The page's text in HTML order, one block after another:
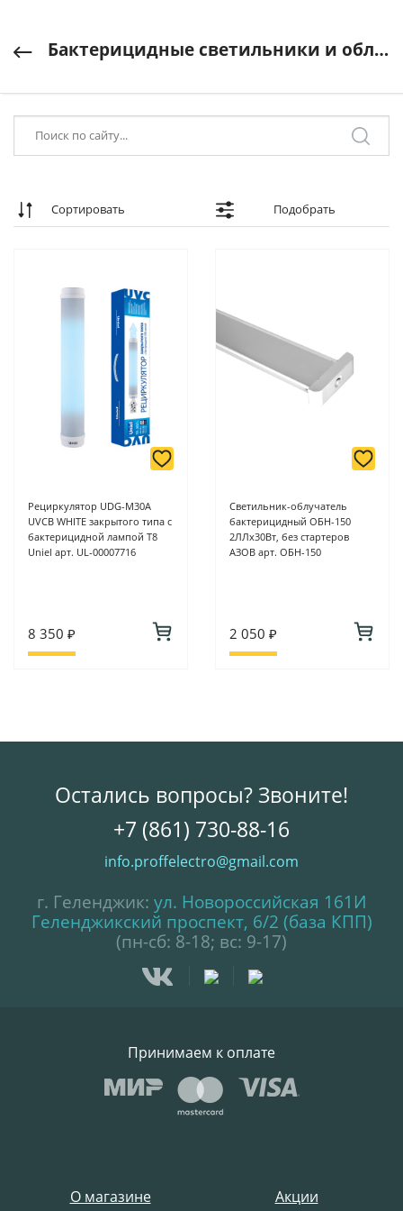
Бактерицидные светильники и облучатели
Сортировать Подобрать
Рециркулятор UDG-M30A
UVCB WHITE закрытого типа с
бактерицидной лампой Т8
Uniel арт. UL-00007716
8 350 ₽
Светильник-облучатель
бактерицидный ОБН-150
2ЛЛх30Вт, без стартеров
АЗОВ арт. ОБН-150
2 050 ₽
О магазине
Акции
Остались вопросы? Звоните!
+7 (861) 730-88-16
info.proffelectro@gmail.com
г. Геленджик: ул. Новороссийская 161И
Геленджикский проспект, 6/2 (база КПП)
(пн-сб: 8-18; вс: 9-17)
Принимаем к оплате